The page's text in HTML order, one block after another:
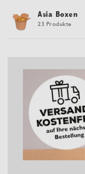
Asia Boxen
23 Produkte